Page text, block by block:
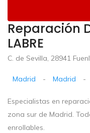
Reparación
LABRE
C. de Sevilla, 28941
Madrid - Madrid -
Especialistas en
zona sur de Madrid.
enrollables.